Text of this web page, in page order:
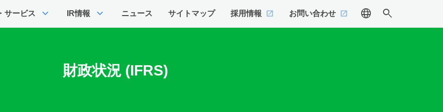
サービス expand_more IR情報 expand_more ニュース サイトマップ 採用情報 お問い合わせ language search
財政状況 (IFRS)